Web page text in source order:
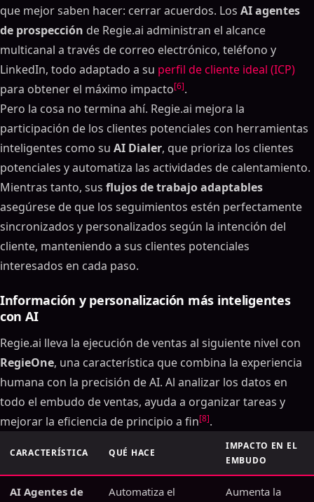
que mejor saben hacer: cerrar acuerdos. Los AI agentes
de prospección de Regie.ai administran el alcance
multicanal a través de correo electrónico, teléfono y
LinkedIn, todo adaptado a su perfil de cliente ideal (ICP)
para obtener el máximo impacto[6].
Pero la cosa no termina ahí. Regie.ai mejora la
participación de los clientes potenciales con herramientas
inteligentes como su AI Dialer, que prioriza los clientes
potenciales y automatiza las actividades de calentamiento.
Mientras tanto, sus flujos de trabajo adaptables
asegúrese de que los seguimientos estén perfectamente
sincronizados y personalizados según la intención del
cliente, manteniendo a sus clientes potenciales
interesados en cada paso.
Información y personalización más inteligentes
con AI
Regie.ai lleva la ejecución de ventas al siguiente nivel con
RegieOne, una característica que combina la experiencia
humana con la precisión de AI. Al analizar los datos en
todo el embudo de ventas, ayuda a organizar tareas y
mejorar la eficiencia de principio a fin[8].
CARACTERÍSTICA QUÉ HACE
IMPACTO EN EL
EMBUDO
AI Agentes de
Automatiza el
Aumenta la